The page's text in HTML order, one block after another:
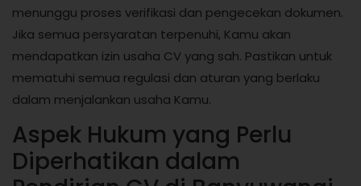
menunggu proses verifikasi dan pengecekan dokumen.
Jika semua persyaratan terpenuhi, Kamu akan
mendapatkan izin usaha CV yang sah. Pastikan untuk
mematuhi semua regulasi dan aturan yang berlaku
dalam menjalankan usaha Kamu.
Aspek Hukum yang Perlu
Diperhatikan dalam